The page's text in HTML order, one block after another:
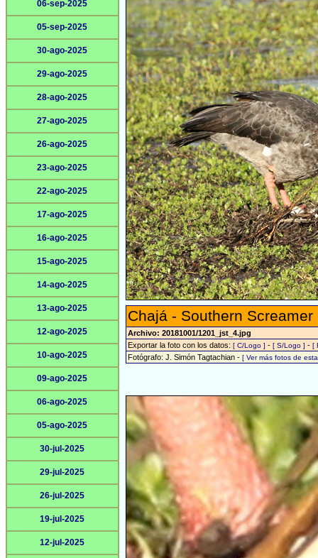
06-sep-2025
05-sep-2025
30-ago-2025
29-ago-2025
28-ago-2025
27-ago-2025
26-ago-2025
23-ago-2025
22-ago-2025
17-ago-2025
16-ago-2025
15-ago-2025
14-ago-2025
13-ago-2025
12-ago-2025
10-ago-2025
09-ago-2025
06-ago-2025
05-ago-2025
30-jul-2025
29-jul-2025
26-jul-2025
19-jul-2025
12-jul-2025
Chajá - Southern
Archivo: 20181001/1201_jst_4.jpg
Exportar la foto con los datos: [ C/Logo ] - [ S/Logo ] - [
Fotógrafo: J. Simón Tagtachian - [ Ver más fotos de